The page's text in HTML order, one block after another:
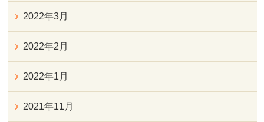
2022年3月
2022年2月
2022年1月
2021年11月